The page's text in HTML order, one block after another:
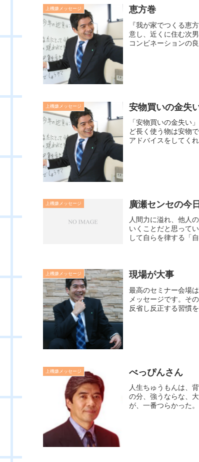
上機嫌メッセージ 恵方巻
『我が家でつくる恵
意し、近くに住む次
コンビネーションの
上機嫌メッセージ 安物買いの金失
「安物買いの金失い
ど長く使う物は安物
アドバイスをしてく
上機嫌メッセージ 廣瀬センセの今
人間力に溢れ、他人
いくことだと思って
して自らを律する「
上機嫌メッセージ 現場が大事
最高のセミナー会場
メッセージです。そ
反省し反正する習慣
上機嫌メッセージ べっぴんさん
人生ちゅうもんは、
の分、強うならな、
が、一番つらかった